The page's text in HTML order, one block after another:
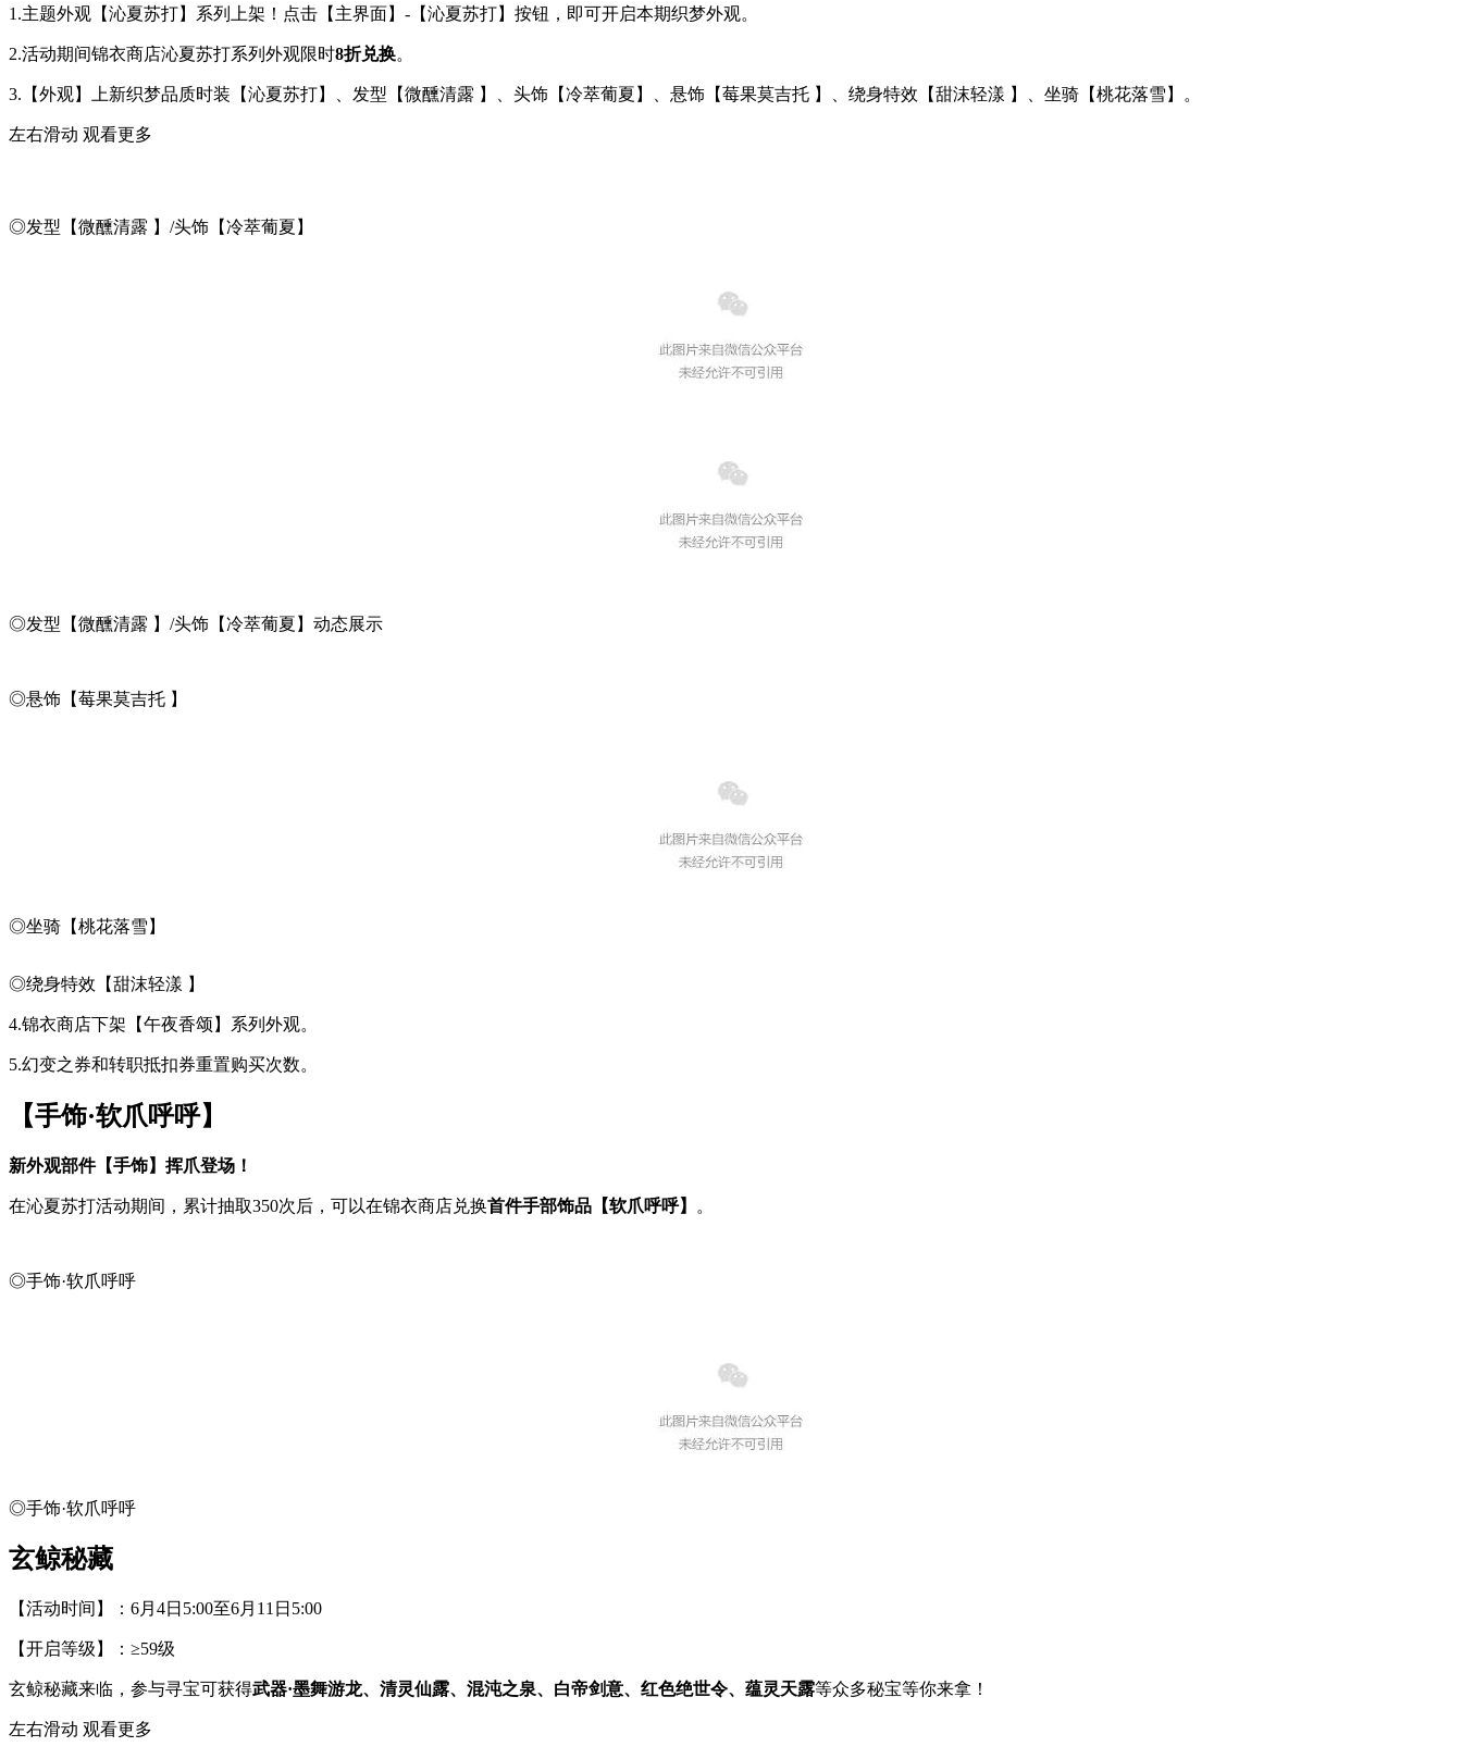
1.主题外观【沁夏苏打】系列上架！点击【主界面】-【沁夏苏打】按钮，即可开启本期织梦外观。
2.活动期间锦衣商店沁夏苏打系列外观限时8折兑换。
3.【外观】上新织梦品质时装【沁夏苏打】、发型【微醺清露 】、头饰【冷萃葡夏】、悬饰【莓果莫吉托 】、绕身特效【甜沫轻漾 】、坐骑【桃花落雪】。
左右滑动 观看更多
◎发型【微醺清露 】/头饰【冷萃葡夏】
◎发型【微醺清露 】/头饰【冷萃葡夏】动态展示
◎悬饰【莓果莫吉托 】
◎坐骑【桃花落雪】
◎绕身特效【甜沫轻漾 】
4.锦衣商店下架【午夜香颂】系列外观。
5.幻变之券和转职抵扣券重置购买次数。
【手饰·软爪呼呼】
新外观部件【手饰】挥爪登场！
在沁夏苏打活动期间，累计抽取350次后，可以在锦衣商店兑换首件手部饰品【软爪呼呼】 。
◎手饰·软爪呼呼
◎手饰·软爪呼呼
玄鲸秘藏
【活动时间】：6月4日5:00至6月11日5:00
【开启等级】：≥59级
玄鲸秘藏来临，参与寻宝可获得武器·墨舞游龙、清灵仙露、混沌之泉、白帝剑意、红色绝世令、蕴灵天露等众多秘宝等你来拿！
左右滑动 观看更多